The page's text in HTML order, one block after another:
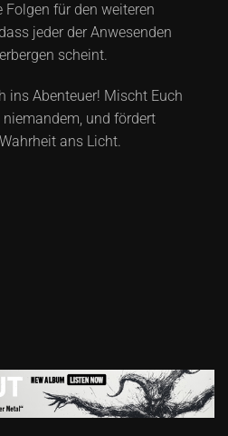
Folgen für den weiteren
jeder der Anwesenden
scheint.
ins Abenteuer! Mischt Euch
und fördert
ans Licht.